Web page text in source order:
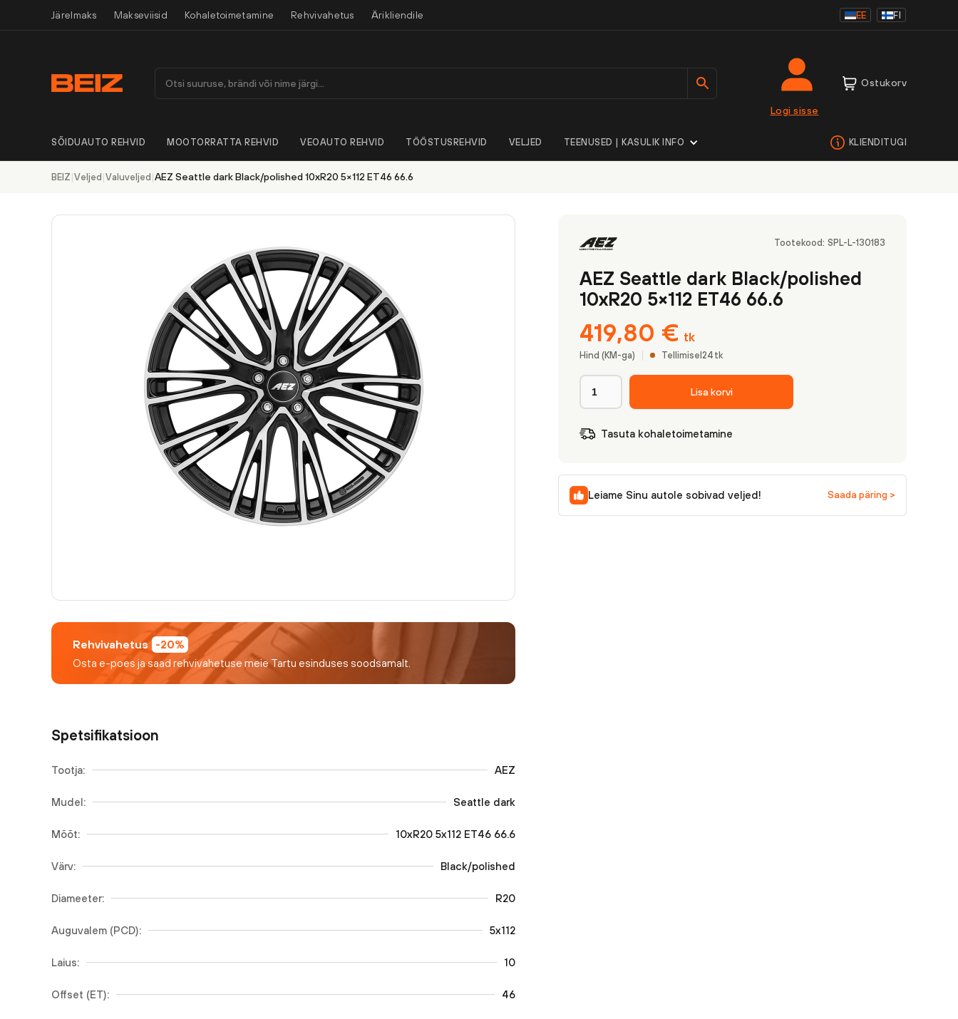
Järelmaks Makseviisid Kohaletoimetamine Rehvivahetus Ärikliendile EE FI
Logi sisse
Ostukorv
SÕIDUAUTO REHVID MOOTORRATTA REHVID VEOAUTO REHVID TÖÖSTUSREHVID VELJED TEENUSED | KASULIK INFO KLIENDITUGI
BEIZ |Veljed |Valuveljed |AEZ Seattle dark Black/polished 10xR20 5×112 ET46 66.6
Rehvivahetus -20%
Osta e-poes ja saad rehvivahetuse meie Tartu esinduses soodsamalt.
Spetsifikatsioon
Tootja: AEZ
Mudel: Seattle dark
Mõõt: 10xR20 5x112 ET46 66.6
Värv: Black/polished
Diameeter: R20
Auguvalem (PCD): 5x112
Laius: 10
Offset (ET): 46
Tootekood: SPL-L-130183
AEZ Seattle dark Black/polished
10xR20 5×112 ET46 66.6
419,80 € tk
Hind (KM-ga) Tellimisel 24 tk
Lisa korvi
Tasuta kohaletoimetamine
Leiame Sinu autole sobivad veljed! Saada päring >